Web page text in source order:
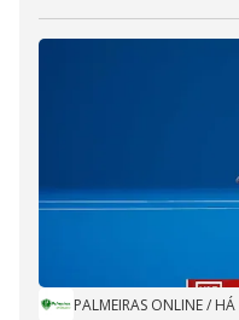
PALMEIRAS ONLINE/